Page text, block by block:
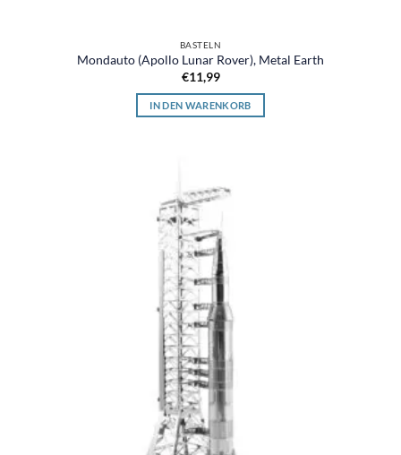
BASTELN
Mondauto (Apollo Lunar Rover), Metal Earth
€11,99
IN DEN WARENKORB